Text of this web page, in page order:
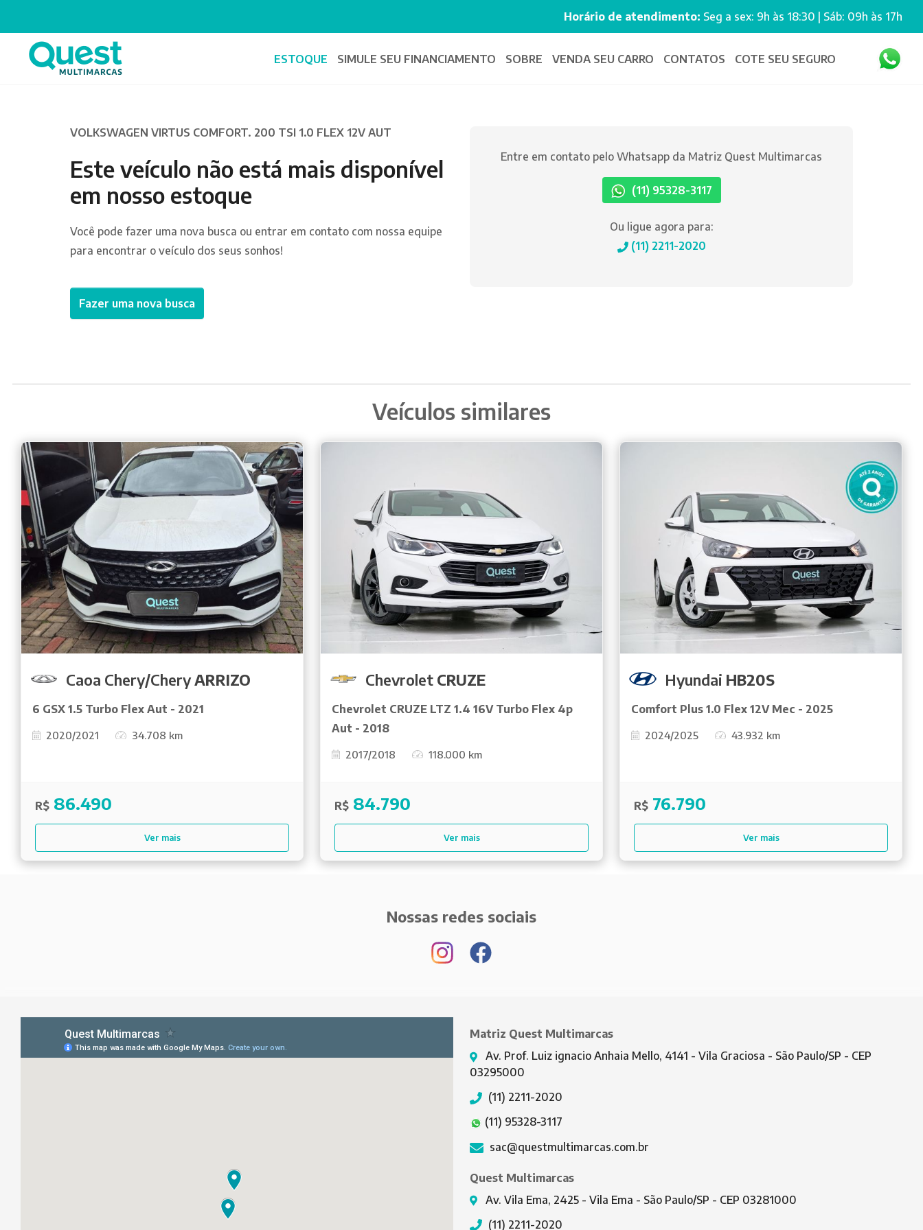
Horário de atendimento: Seg a sex: 9h às 18:30 | Sáb: 09h às 17h
ESTOQUE SIMULE SEU FINANCIAMENTO SOBRE VENDA SEU CARRO CONTATOS COTE SEU SEGURO
VOLKSWAGEN VIRTUS COMFORT. 200 TSI 1.0 FLEX 12V AUT
Este veículo não está mais disponível
em nosso estoque
Você pode fazer uma nova busca ou entrar em contato com nossa equipe
para encontrar o veículo dos seus sonhos!
Fazer uma nova busca
Entre em contato pelo Whatsapp da Matriz Quest Multimarcas
(11) 95328-3117
Ou ligue agora para:
(11) 2211-2020
Veículos similares
Caoa Chery/CheryARRIZO
6 GSX 1.5 Turbo Flex Aut - 2021
2020/2021 34.708 km
R$ 86.490
Ver mais
Chevrolet CRUZE
Chevrolet CRUZE LTZ 1.4 16V Turbo Flex 4p
Aut - 2018
2017/2018 118.000 km
R$ 84.790
Ver mais
Hyundai HB20S
Comfort Plus 1.0 Flex 12V Mec - 2025
2024/2025 43.932 km
R$ 76.790
Ver mais
Nossas redes sociais
Matriz Quest Multimarcas
Av. Prof. Luiz ignacio Anhaia Mello, 4141 - Vila Graciosa - São Paulo/SP - CEP
03295000
(11) 2211-2020
(11) 95328-3117
sac@questmultimarcas.com.br
Quest Multimarcas
Av. Vila Ema, 2425 - Vila Ema - São Paulo/SP - CEP 03281000
(11) 2211-2020